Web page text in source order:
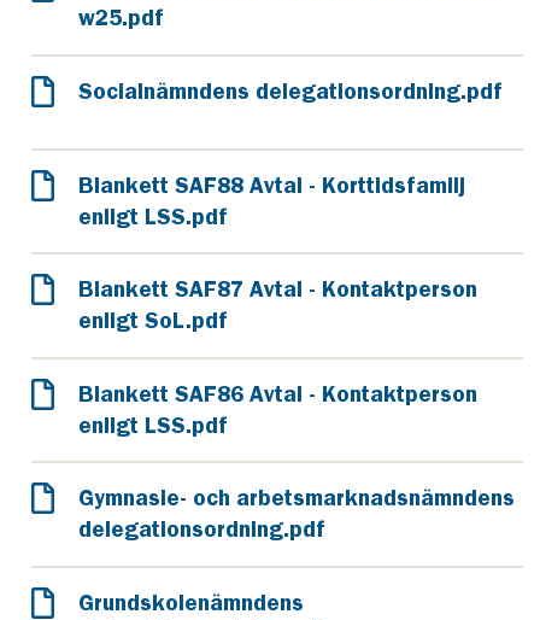
w25.pdf
Socialnämndens delegationsordning.pdf
Blankett SAF88 Avtal - Korttidsfamilj
enligt LSS.pdf
Blankett SAF87 Avtal - Kontaktperson
enligt SoL.pdf
Blankett SAF86 Avtal - Kontaktperson
enligt LSS.pdf
Gymnasie- och arbetsmarknadsnämndens
delegationsordning.pdf
Grundskolenämndens